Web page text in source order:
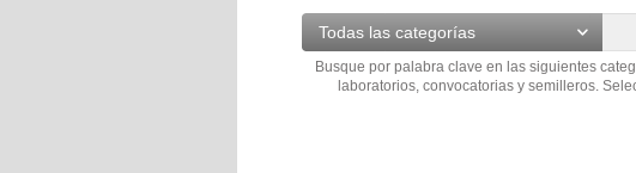
Todas las categorías
Busque por palabra clave en las siguientes
laboratorios, convocatorias y semilleros.